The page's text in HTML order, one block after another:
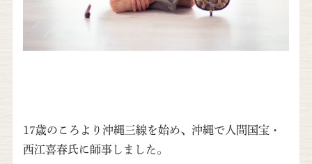
17歳のころより沖縄三線を始め、沖縄で人間国宝・
西江喜春氏に師事しました。